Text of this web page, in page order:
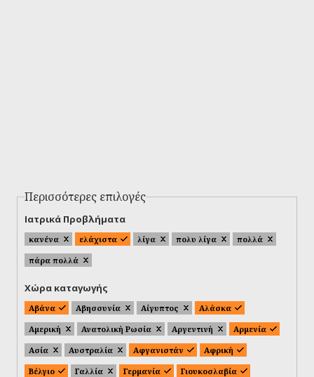
Περισσότερες επιλογές
Ιατρικά Προβλήματα
κανένα ελάχιστα λίγα πολυ λίγα
πολλά
πάρα πολλά
Χώρα καταγωγής
Αβάνα Αβησσυνία Αίγυπτος
Αλάσκα
Αμερική
Ανατολική Ρωσία Αργεντινή
Αρμενία
Ασία
Αυστραλία Αφγανιστάν
Αφρική
Βέλγιο
Γαλλία Γερμανία
Γιουκοσλαβία